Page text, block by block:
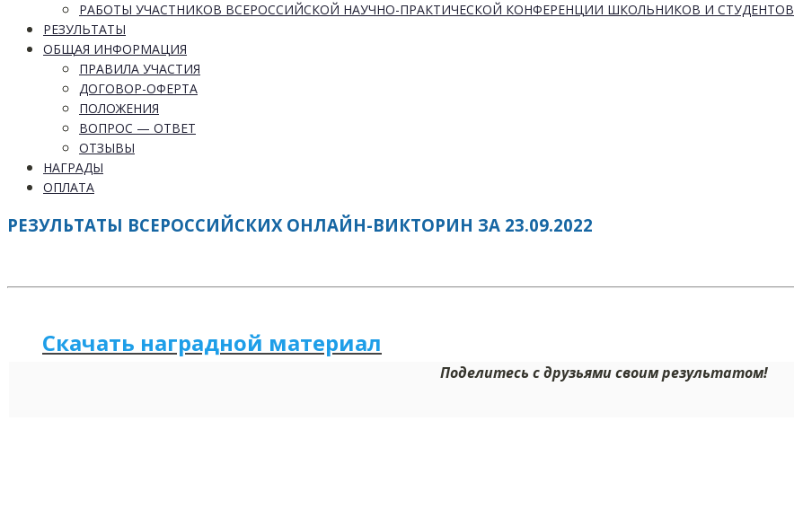
РАБОТЫ УЧАСТНИКОВ ВСЕРОССИЙСКОЙ НАУЧНО-ПРАКТИЧЕСКОЙ КОНФЕРЕНЦИИ ШКОЛЬНИКОВ И СТУДЕНТОВ
РЕЗУЛЬТАТЫ
ОБЩАЯ ИНФОРМАЦИЯ
ПРАВИЛА УЧАСТИЯ
ДОГОВОР-ОФЕРТА
ПОЛОЖЕНИЯ
ВОПРОС — ОТВЕТ
ОТЗЫВЫ
НАГРАДЫ
ОПЛАТА
РЕЗУЛЬТАТЫ ВСЕРОССИЙСКИХ ОНЛАЙН-ВИКТОРИН ЗА 23.09.2022
Скачать наградной материал
Поделитесь с друзьями своим результатом!